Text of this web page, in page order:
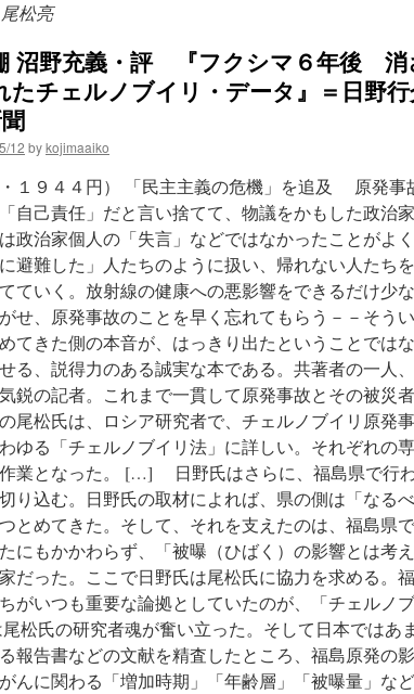
尾松亮
沼野充義・評 『フクシマ６年後
たチェルノブイリ・データ』＝日野
12 bykojimaaiko
１９４４円） 「民主主義の危機」を追及 原発事
自己責任」だと言い捨てて、物議をかもした政治
政治家個人の「失言」などではなかったことがよ
に避難した」人たちのように扱い、帰れない人たち
ていく。放射線の健康への悪影響をできるだけ少
せ、原発事故のことを早く忘れてもらう－－そう
てきた側の本音が、はっきり出たということで
る、説得力のある誠実な本である。共著者の一人
鋭の記者。これまで一貫して原発事故とその被災
尾松氏は、ロシア研究者で、チェルノブイリ原発
ゆる「チェルノブイリ法」に詳しい。それぞれの
業となった。 […] 日野氏はさらに、福島県で行
り込む。日野氏の取材によれば、県の側は「なる
とめてきた。そして、それを支えたのは、福島県
にもかかわらず、「被曝（ひばく）の影響とは考
だった。ここで日野氏は尾松氏に協力を求める。
がいつも重要な論拠としていたのが、「チェルノ
松氏の研究者魂が奮い立った。そして日本ではあ
報告書などの文献を精査したところ、福島原発の
んに関わる「増加時期」「年齢層」「被曝量」な